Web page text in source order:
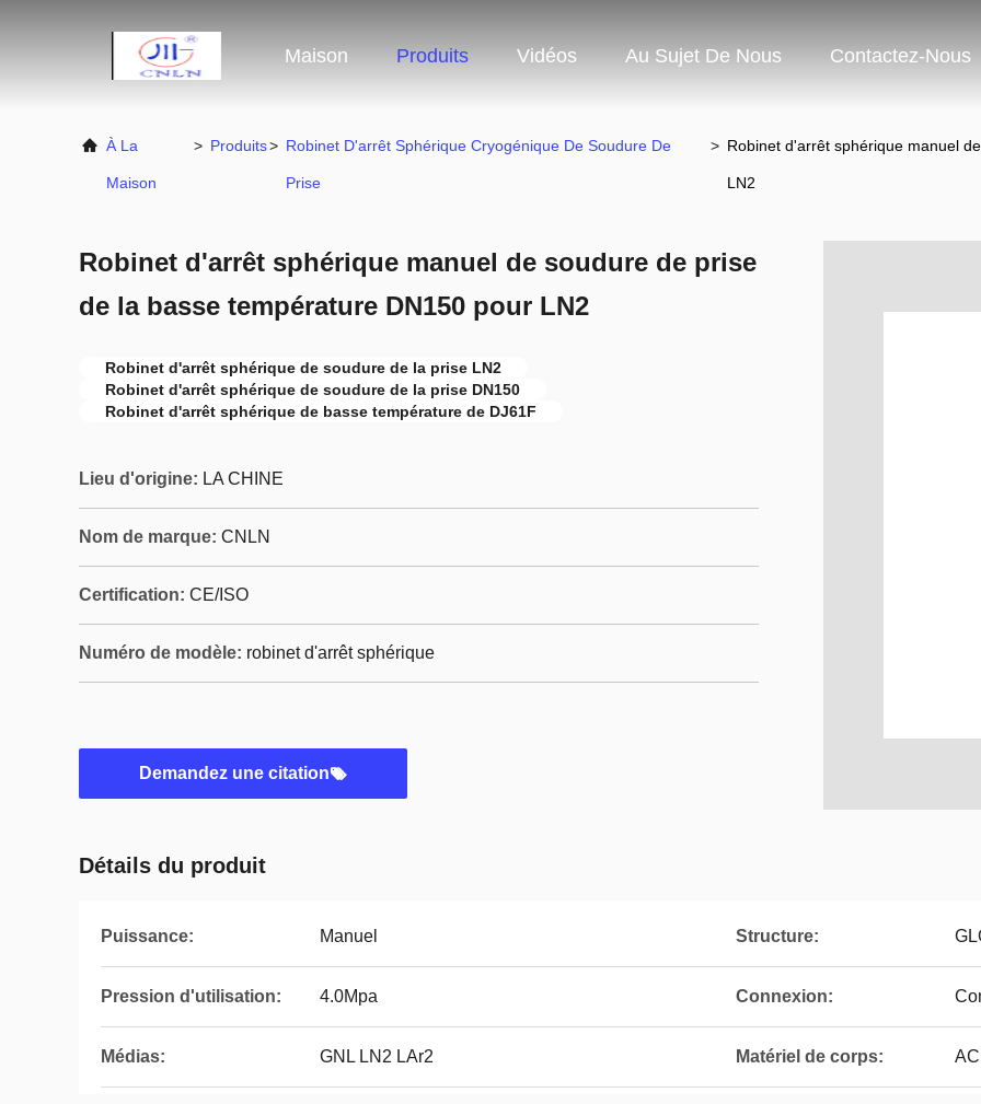
Maison Produits Vidéos Au Sujet De Nous Contactez-Nous
À La
Maison
> Produits> Robinet D'arrêt Sphérique Cryogénique De Soudure De
Prise
> Robinet d'arrêt sphérique manuel
LN2
Robinet d'arrêt sphérique manuel de soudure de prise
de la basse température DN150 pour LN2
Robinet d'arrêt sphérique de soudure de la prise LN2
Robinet d'arrêt sphérique de soudure de la prise DN150
Robinet d'arrêt sphérique de basse température de DJ61F
Lieu d'origine: LA CHINE
Nom de marque: CNLN
Certification: CE/ISO
Numéro de modèle: robinet d'arrêt sphérique
Demandez une citation
Détails du produit
Puissance: Manuel Structure:
Pression d'utilisation: 4.0Mpa Connexion:
Médias: GNL LN2 LAr2 Matériel de corps: